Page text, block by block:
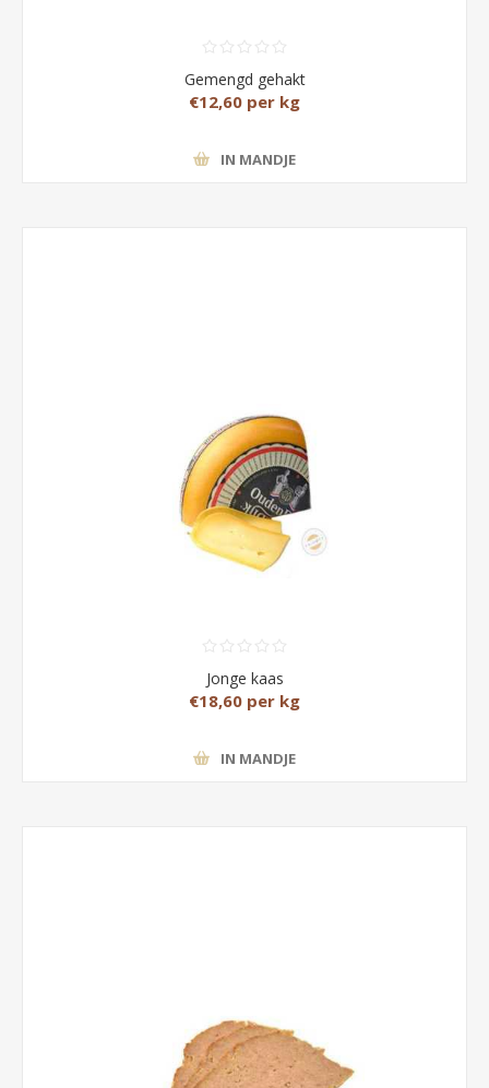
Gemengd gehakt
€12,60 per kg
IN MANDJE
Jonge kaas
€18,60 per kg
IN MANDJE